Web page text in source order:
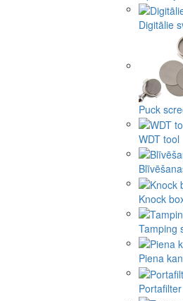
Digitālie
Puck
WDT tool
Knock
Tamping
Piena
Portafilter